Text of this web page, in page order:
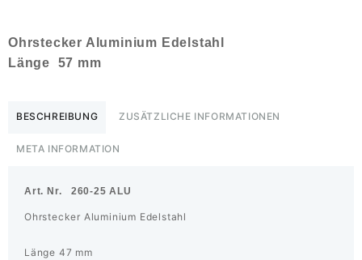
Ohrstecker Aluminium Edelstahl
Länge 57 mm
BESCHREIBUNG ZUSÄTZLICHE INFORMATIONEN
META INFORMATION
Art. Nr. 260-25 ALU
Ohrstecker Aluminium Edelstahl
Länge 47 mm